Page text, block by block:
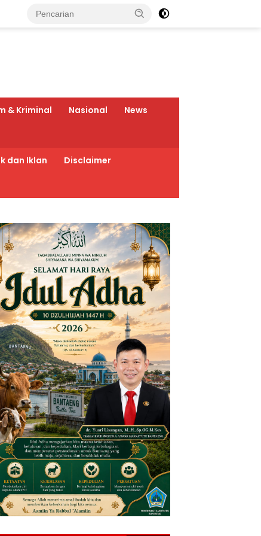
& Kriminal Nasional News
dan Iklan Disclaimer
Nenek 80 Tahun di Bantaeng Ditemukan Meninggal
Pembunuhan